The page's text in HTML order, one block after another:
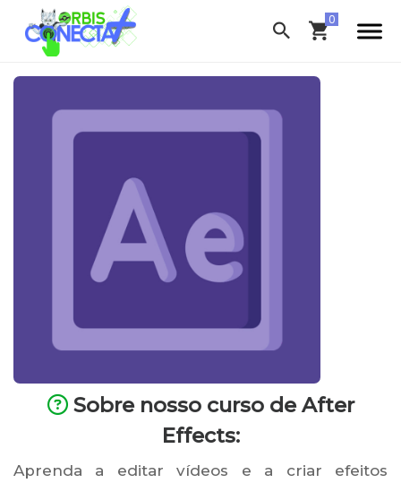
Sobre nosso curso de After
Effects:
Aprenda a editar vídeos e a criar efeitos